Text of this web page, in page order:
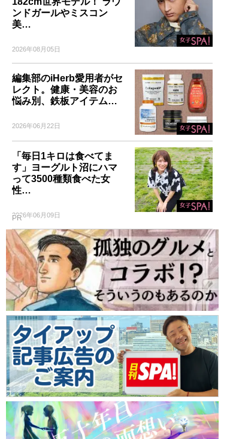
ンドガールやミスコン
美…
2026年08月05日
編集部のiHerb愛用者がセ
レクト。健康・美容のお
悩み別、鉄板アイテム…
2026年06月22日
「毎日1キロは食べてま
す」ヨーグルト沼にハマ
って3500種類食べた女
性…
2026年06月09日
PR